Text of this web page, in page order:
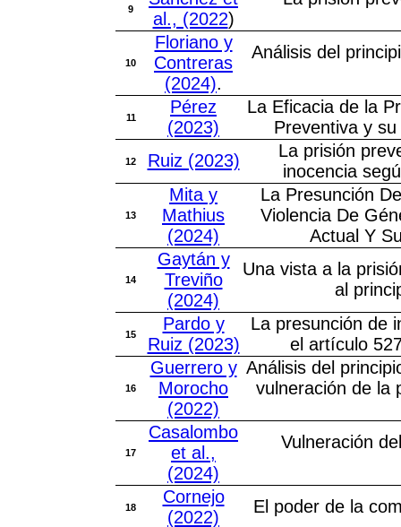
9
al., (2022)
10
Floriano y
Contreras
(2024).
Análisis del
11
Pérez
(2023)
La Eficacia de la
Preventiva y
12 Ruiz (2023)
La prisión
inocencia
13
Mita y
Mathius
(2024)
La Presunción
Violencia De
Actual Y
14
Gaytán y
Treviño
(2024)
Una vista a la
al
15
Pardo y
Ruiz (2023)
La presunción de
el artículo
16
Guerrero y
Morocho
(2022)
Análisis del
vulneración de la
17
Casalombo
et al.,
(2024)
Vulneración
18
Cornejo
(2022)
El poder de la